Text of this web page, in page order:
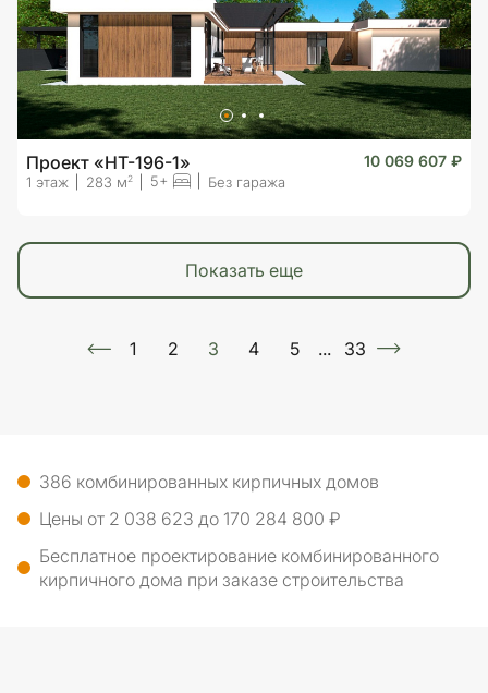
Проект «HT-196-1» 10 069 607 ₽
1 этаж 283 м2 5+ Без гаража
показать еще
1 2 3 4 5 ... 33
386 комбинированных кирпичных домов
Цены от 2 038 623 до 170 284 800 ₽
Бесплатное проектирование комбинированного
кирпичного дома при заказе строительства